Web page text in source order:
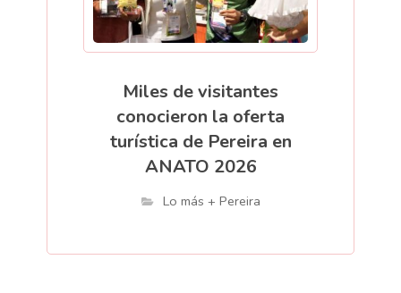
Miles de visitantes
conocieron la oferta
turística de Pereira en
ANATO 2026
Lo más + Pereira